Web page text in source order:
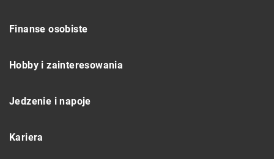
Finanse osobiste
Hobby i zainteresowania
Jedzenie i napoje
Kariera